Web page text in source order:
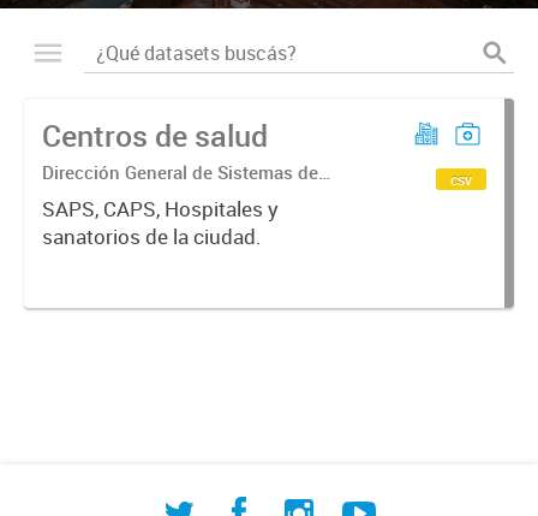
Centros de salud
Dirección General de Sistemas de
Información Geográfica
SAPS, CAPS, Hospitales y
sanatorios de la ciudad.
csv